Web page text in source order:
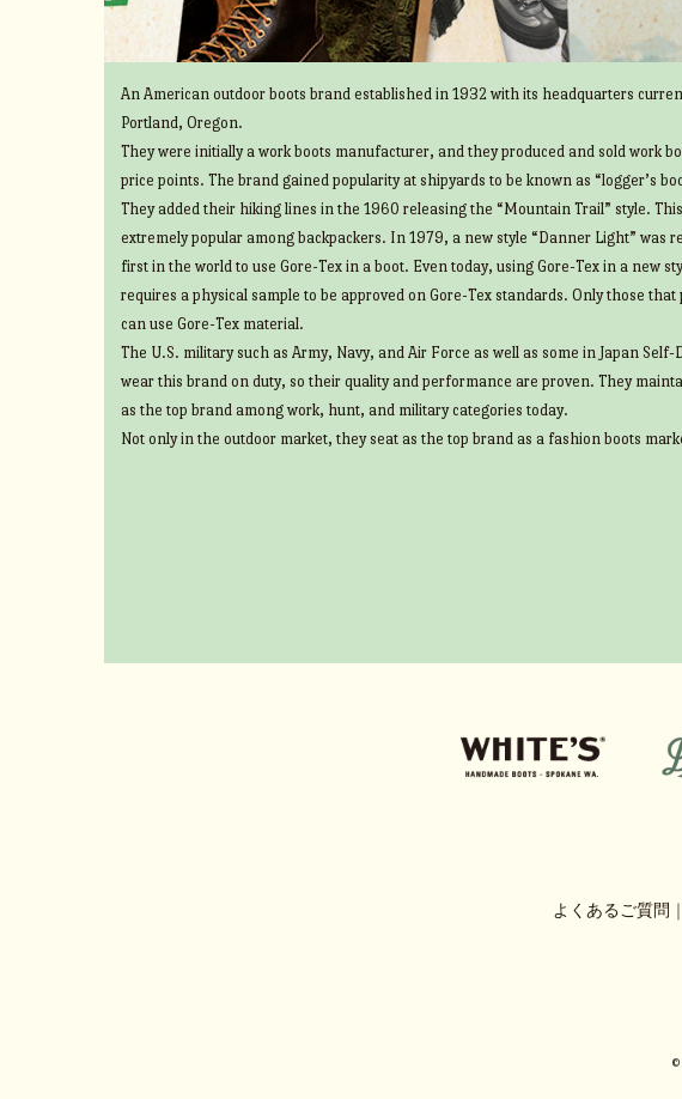
An American outdoor boots brand established in 1932 with its headquarters
Portland, Oregon.
They were initially a work boots manufacturer, and they produced and sold work
price points. The brand gained popularity at shipyards to be known as “logger’s
They added their hiking lines in the 1960 releasing the “Mountain Trail” style.
extremely popular among backpackers. In 1979, a new style “Danner Light” was
first in the world to use Gore-Tex in a boot. Even today, using Gore-Tex in a new
requires a physical sample to be approved on Gore-Tex standards. Only those that
can use Gore-Tex material.
The U.S. military such as Army, Navy, and Air Force as well as some in Japan Self-
wear this brand on duty, so their quality and performance are proven. They
as the top brand among work, hunt, and military categories today.
Not only in the outdoor market, they seat as the top brand as a fashion boots
よくあるご質問
©